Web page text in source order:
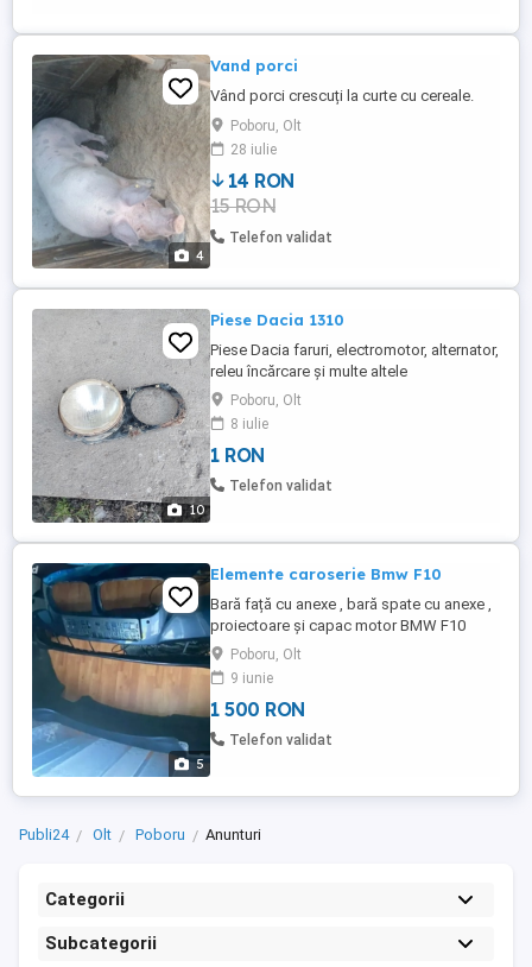
4
Vand porci
Vând porci crescuți la curte cu cereale.
Poboru, Olt
28 iulie
14 RON
15 RON
Telefon validat
10
Piese Dacia 1310
Piese Dacia faruri, electromotor, alternator,
releu încărcare și multe altele
Poboru, Olt
8 iulie
1 RON
Telefon validat
5
Elemente caroserie Bmw F10
Bară față cu anexe , bară spate cu anexe ,
proiectoare și capac motor BMW F10
seria 5 (an de fabricație 2012 ) Bară spate
are o prindere rupă și puțin zgâriată (se
vede în poză) Bară față doar la număr (nu
se vede când montezi numărul ) are o
mică spatura Proiectoarele și pragurile
Poboru, Olt
9 iunie
1 500 RON
Telefon validat
Publi24 Olt Poboru Anunturi
Categorii
Subcategorii